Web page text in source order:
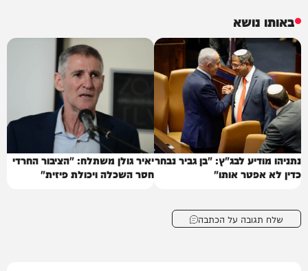
באותו נושא
נתניהו מודיע לבג"ץ: "בן גביר נבחר
כדין לא אפטר אותו"
יאיר גולן משתלח: "הציבור החרדי
חסר השכלה ויכולת פיזית"
שלח תגובה על הכתבה